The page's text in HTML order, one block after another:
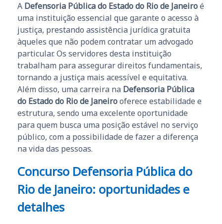
A Defensoria Pública do Estado do Rio de Janeiroé
uma instituição essencial que garante o acesso à
justiça, prestando assistência jurídica gratuita
àqueles que não podem contratar um advogado
particular. Os servidores desta instituição
trabalham para assegurar direitos fundamentais,
tornando a justiça mais acessível e equitativa.
Além disso, uma carreira na Defensoria Pública
do Estado do Rio de Janeirooferece estabilidade e
estrutura, sendo uma excelente oportunidade
para quem busca uma posição estável no serviço
público, com a possibilidade de fazer a diferença
na vida das pessoas.
Concurso Defensoria Pública do
Rio de Janeiro: oportunidades e
detalhes